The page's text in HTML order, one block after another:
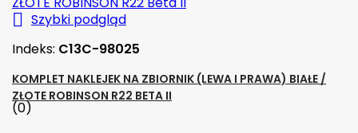
 Szybki podgląd
Indeks: C13C-98025
KOMPLET NAKLEJEK NA ZBIORNIK (LEWA I PRAWA) BIAŁE /
ZŁOTE ROBINSON R22 BETA II
(0)